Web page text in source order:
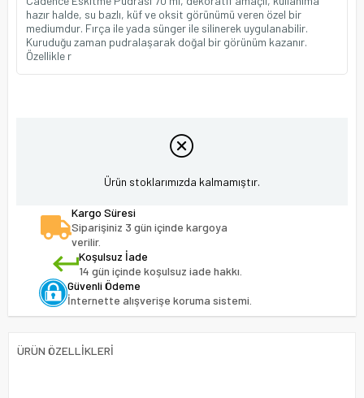
hazır halde, su bazlı, küf ve oksit görünümü veren özel bir
mediumdur. Fırça ile yada sünger ile silinerek uygulanabilir.
Kuruduğu zaman pudralaşarak doğal bir görünüm kazanır.
Özellikle r
Ürün stoklarımızda kalmamıştır.
Kargo Süresi
Siparişiniz 3 gün içinde kargoya
verilir.
Koşulsuz İade
14 gün içinde koşulsuz iade hakkı.
Güvenli Ödeme
İnternette alışverişe koruma sistemi.
ÜRÜN ÖZELLIKLERI